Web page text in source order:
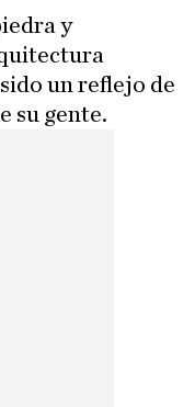
y
un reflejo de
su gente.